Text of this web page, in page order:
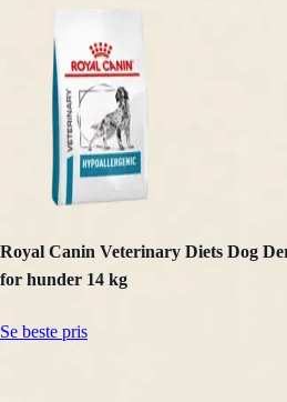
Royal Canin Veterinary Diets Dog
for hunder 14 kg
Se beste pris